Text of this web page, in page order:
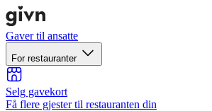
Gaver til ansatte
For restauranter
Selg gavekort
Få flere gjester til restauranten din